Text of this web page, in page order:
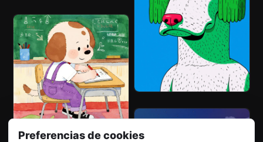
Preferencias de cookies